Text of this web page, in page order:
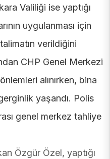
Valiliği ise yaptığı
uygulanması için
verildiğini
CHP Genel Merkezi
alınırken, bina
yaşandı. Polis
genel merkez tahliye
Özgür Özel, yaptığı